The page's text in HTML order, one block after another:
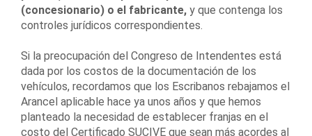
(concesionario) o el fabricante, y que contenga los
controles jurídicos correspondientes.
Si la preocupación del Congreso de Intendentes está
dada por los costos de la documentación de los
vehículos, recordamos que los Escribanos rebajamos el
Arancel aplicable hace ya unos años y que hemos
planteado la necesidad de establecer franjas en el
costo del Certificado SUCIVE que sean más acordes al